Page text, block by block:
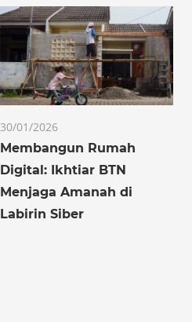
30/01/2026
Membangun Rumah
Digital: Ikhtiar BTN
Menjaga Amanah di
Labirin Siber